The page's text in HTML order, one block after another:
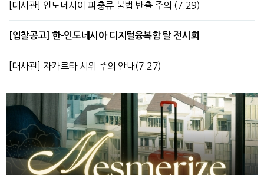
[대사관] 인도네시아 파충류 불법 반출 주의 (7.29)
[입찰공고] 한-인도네시아 디지털융복합 탈 전시회
[대사관] 자카르타 시위 주의 안내(7.27)